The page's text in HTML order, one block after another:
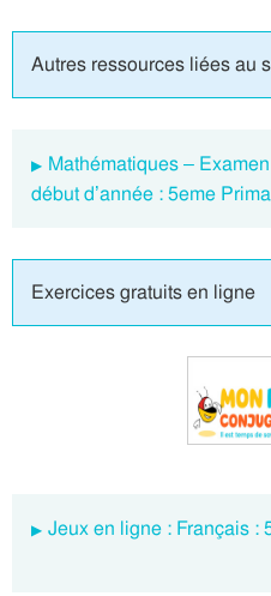
Autres ressources liées au
Mathématiques –
début d’année : 5eme
Exercices gratuits en ligne
Jeux en ligne : Français :